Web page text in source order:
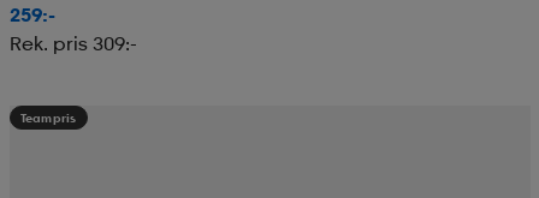
259:-
Rek. pris 309:-
Teampris